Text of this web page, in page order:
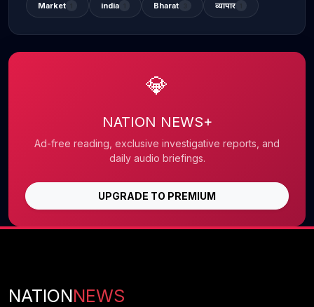
Market india Bharat व्यापार
💎
NATION NEWS+
Ad-free reading, exclusive investigative reports, and
daily audio briefings.
UPGRADE TO PREMIUM
NATIONNEWS